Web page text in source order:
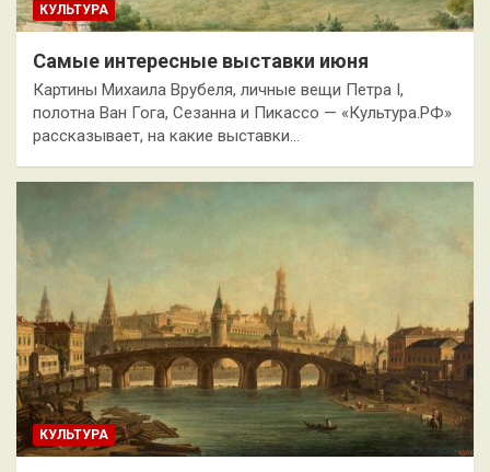
КУЛЬТУРА
Самые интересные выставки июня
Картины Михаила Врубеля, личные вещи Петра I,
полотна Ван Гога, Сезанна и Пикассо — «Культура.РФ»
рассказывает, на какие выставки…
КУЛЬТУРА